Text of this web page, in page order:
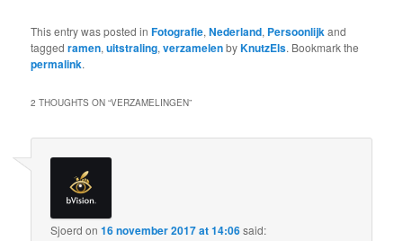
This entry was posted inFotografie,Nederland, Persoonlijkand
taggedramen,uitstraling,verzamelenbyKnutzEls. Bookmark the
permalink.
2 THOUGHTS ON “VERZAMELINGEN”
Sjoerd on16 november 2017 at 14:06said: